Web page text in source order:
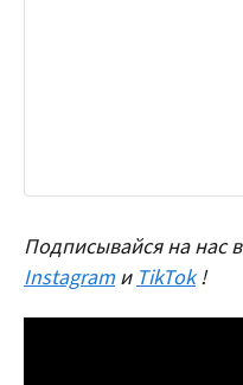
Подписывайся на нас в
Instagram иTikTok !